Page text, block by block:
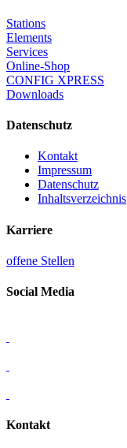
Stations
Elements
Services
Online-Shop
CONFIG XPRESS
Downloads
Datenschutz
Kontakt
Impressum
Datenschutz
Inhaltsverzeichnis
Karriere
offene Stellen
Social Media
Kontakt